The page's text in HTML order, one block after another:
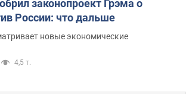
законопроект Грэма о
России: что дальше
новые экономические
4,5 т.